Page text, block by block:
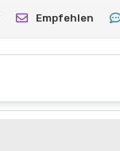
Empfehlen